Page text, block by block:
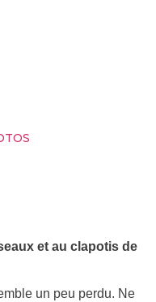
et au clapotis de
un peu perdu. Ne